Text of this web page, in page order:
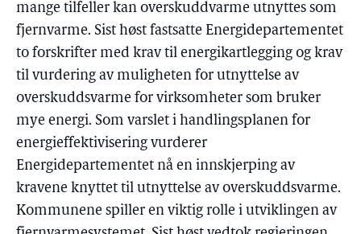
mange tilfeller kan overskuddvarme utnyttes som
fjernvarme. Sist høst fastsatte Energidepartementet
to forskrifter med krav til energikartlegging og krav
til vurdering av muligheten for utnyttelse av
overskuddsvarme for virksomheter som bruker
mye energi. Som varslet i handlingsplanen for
energieffektivisering vurderer
Energidepartementet nå en innskjerping av
kravene knyttet til utnyttelse av overskuddsvarme.
Kommunene spiller en viktig rolle i utviklingen av